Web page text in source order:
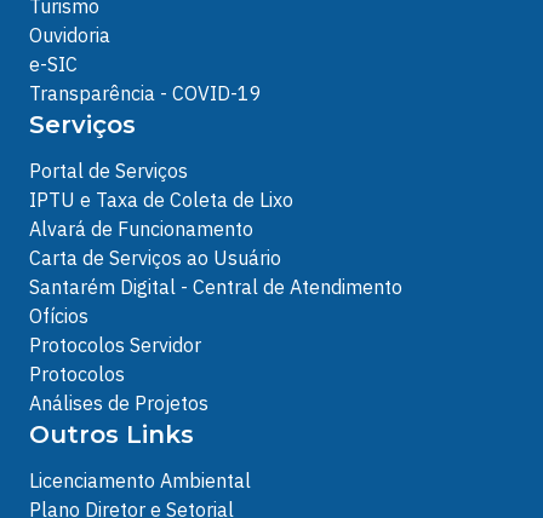
Turismo
Ouvidoria
e-SIC
Transparência - COVID-19
Serviços
Portal de Serviços
IPTU e Taxa de Coleta de Lixo
Alvará de Funcionamento
Carta de Serviços ao Usuário
Santarém Digital - Central de Atendimento
Ofícios
Protocolos Servidor
Protocolos
Análises de Projetos
Outros Links
Licenciamento Ambiental
Plano Diretor e Setorial